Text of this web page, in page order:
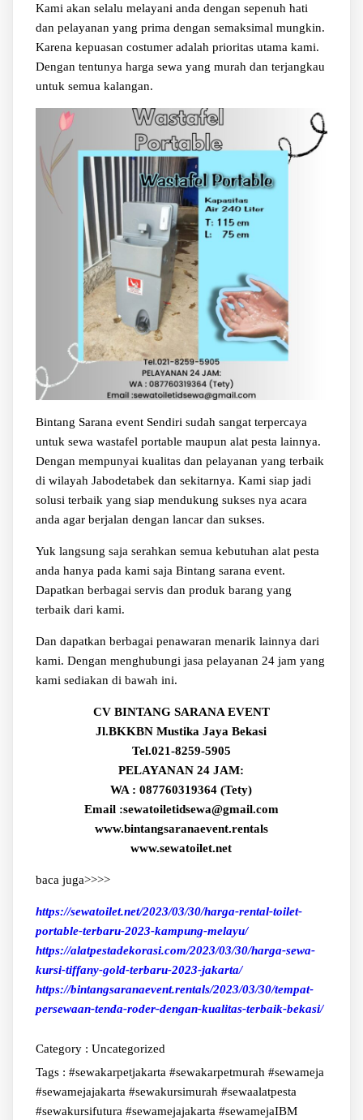
Kami akan selalu melayani anda dengan sepenuh hati
dan pelayanan yang prima dengan semaksimal mungkin.
Karena kepuasan costumer adalah prioritas utama kami.
Dengan tentunya harga sewa yang murah dan terjangkau
untuk semua kalangan.
Bintang Sarana event Sendiri sudah sangat terpercaya
untuk sewa wastafel portable maupun alat pesta lainnya.
Dengan mempunyai kualitas dan pelayanan yang terbaik
di wilayah Jabodetabek dan sekitarnya. Kami siap jadi
solusi terbaik yang siap mendukung sukses nya acara
anda agar berjalan dengan lancar dan sukses.
Yuk langsung saja serahkan semua kebutuhan alat pesta
anda hanya pada kami saja Bintang sarana event.
Dapatkan berbagai servis dan produk barang yang
terbaik dari kami.
Dan dapatkan berbagai penawaran menarik lainnya dari
kami. Dengan menghubungi jasa pelayanan 24 jam yang
kami sediakan di bawah ini.
CV BINTANG SARANA EVENT
Jl.BKKBN Mustika Jaya Bekasi
Tel.021-8259-5905
PELAYANAN 24 JAM:
WA : 087760319364 (Tety)
Email :sewatoiletidsewa@gmail.com
www.bintangsaranaevent.rentals
www.sewatoilet.net
baca juga>>>>
https://sewatoilet.net/2023/03/30/harga-rental-toilet-
portable-terbaru-2023-kampung-melayu/
https://alatpestadekorasi.com/2023/03/30/harga-sewa-
kursi-tiffany-gold-terbaru-2023-jakarta/
https://bintangsaranaevent.rentals/2023/03/30/tempat-
persewaan-tenda-roder-dengan-kualitas-terbaik-bekasi/
Category : Uncategorized
Tags : #sewakarpetjakarta #sewakarpetmurah #sewameja
#sewamejajakarta #sewakursimurah #sewaalatpesta
#sewakursifutura #sewamejajakarta #sewamejaIBM